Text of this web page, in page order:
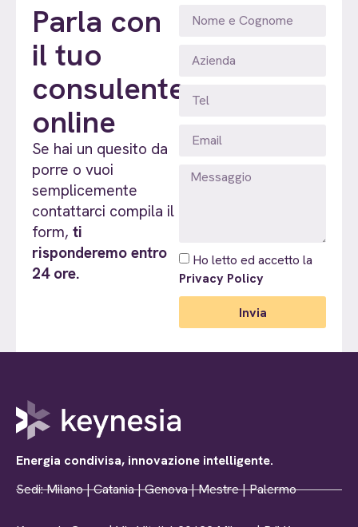
Parla con
il tuo
consulente
online
Se hai un quesito da
porre o vuoi
semplicemente
contattarci compila il
form, ti
risponderemo entro
24 ore.
Ho letto ed accetto la
Privacy Policy
Invia
Energia condivisa, innovazione intelligente.
Sedi: Milano | Catania | Genova | Mestre | Palermo